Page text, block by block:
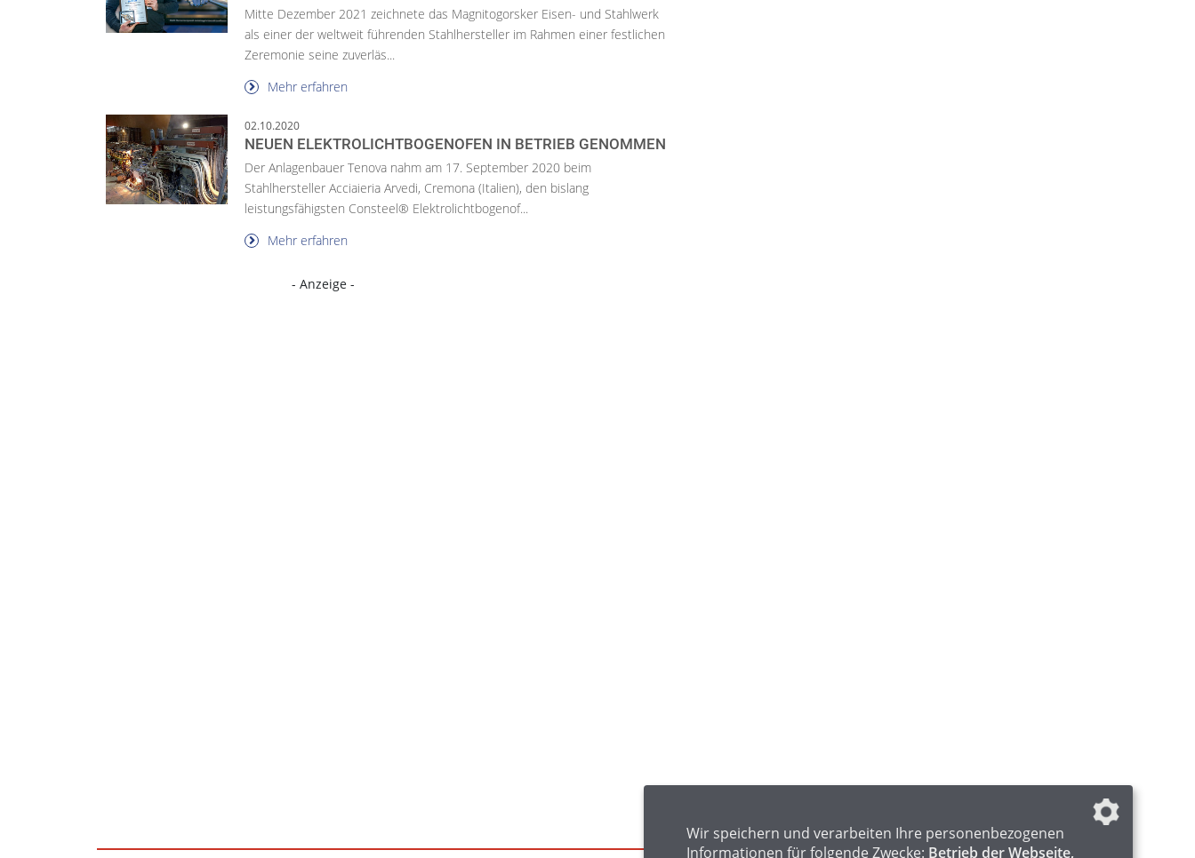
Mitte Dezember 2021 zeichnete das Magnitogorsker Eisen- und Stahlwerk
als einer der weltweit führenden Stahlhersteller im Rahmen einer festlichen
Zeremonie seine zuverläs...
Mehr erfahren
02.10.2020
NEUEN ELEKTROLICHTBOGENOFEN IN BETRIEB GENOMMEN
Der Anlagenbauer Tenova nahm am 17. September 2020 beim
Stahlhersteller Acciaieria Arvedi, Cremona (Italien), den bislang
leistungsfähigsten Consteel® Elektrolichtbogenof...
Mehr erfahren
- Anzeige -
Wir speichern und verarbeiten Ihre personenbezogenen
Informationen für folgende Zwecke: Betrieb der Webseite,